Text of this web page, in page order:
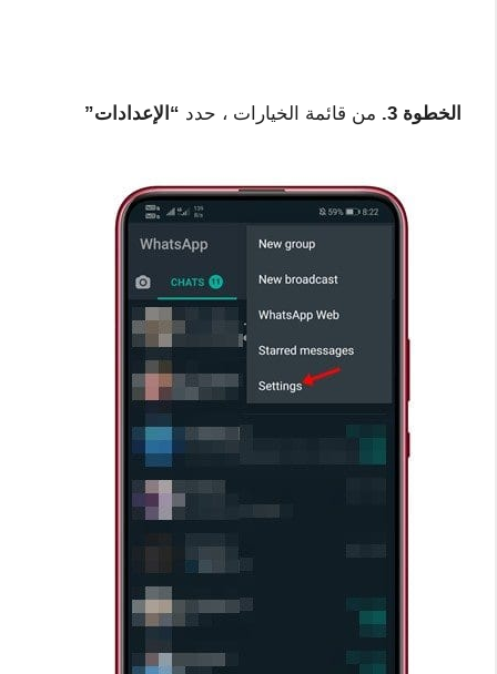
الخطوة 3. من قائمة الخيارات ، حدد “الإعدادات”